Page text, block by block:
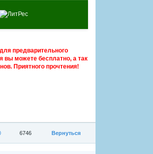
предварительного
вы можете бесплатно, а так
Приятного прочтения!
Вернуться
6746